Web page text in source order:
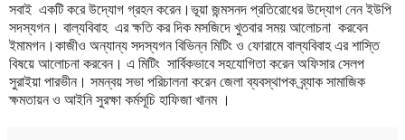
সবাই একটি করে উদ্যোগ গ্রহন করেন।ভূয়া জন্মসনদ প্রতিরোধের উদ্যোগ নেন ইউপি
সদস্যগন। বাল্যবিবাহ এর ক্ষতি কর দিক মসজিদে খুতবার সময় আলোচনা করবেন
ইমামগন।কাজীও অন্যান্য সদস্যগন বিভিন্ন মিটিং ও ফোরামে বাল্যবিবাহ এর শাস্তি
বিষয়ে আলোচনা করবেন। এ মিটিং সার্বিকভাবে সহযোগিতা করেন অফিসার সেলপ
সুরাইয়া পারভীন। সমন্বয় সভা পরিচালনা করেন জেলা ব্যবস্থাপক ব্র্যাক সামাজিক
ক্ষমতায়ন ও আইনি সুরক্ষা কর্মসূচি হাফিজা খানম ।